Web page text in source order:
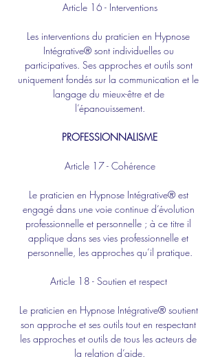
Article 16 - Interventions
Les interventions du praticien en Hypnose
Intégrative® sont individuelles ou
participatives. Ses approches et outils sont
uniquement fondés sur la communication et le
langage du mieux-être et de
l’épanouissement.
PROFESSIONNALISME
Article 17 - Cohérence
Le praticien en Hypnose Intégrative® est
engagé dans une voie continue d’évolution
professionnelle et personnelle ; à ce titre il
applique dans ses vies professionnelle et
personnelle, les approches qu’il pratique.
Article 18 - Soutien et respect
Le praticien en Hypnose Intégrative® soutient
son approche et ses outils tout en respectant
les approches et outils de tous les acteurs de
la relation d’aide.